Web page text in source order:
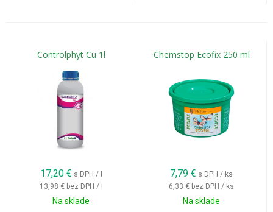
Controlphyt Cu 1l
17,20 € s DPH / l
13,98 € bez DPH / l
Na sklade
Chemstop Ecofix 250 ml
7,79 € s DPH / ks
6,33 € bez DPH / ks
Na sklade